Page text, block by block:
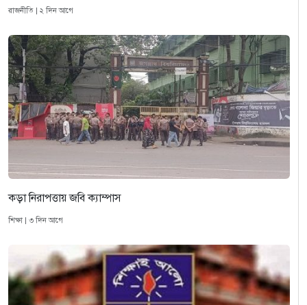
রাজনীতি | ২ দিন আগে
কড়া নিরাপত্তায় জবি ক্যাম্পাস
শিক্ষা | ৩ দিন আগে